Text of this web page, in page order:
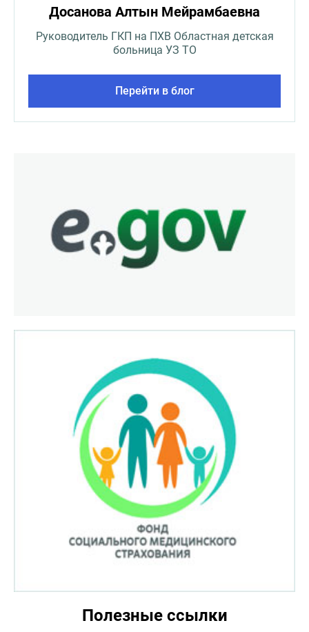
Досанова Алтын Мейрамбаевна
Руководитель ГКП на ПХВ Областная детская
больница УЗ ТО
Перейти в блог
Полезные ссылки